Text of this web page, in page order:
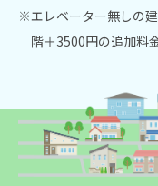
※エレベーター無しの
階＋3500円の追加料